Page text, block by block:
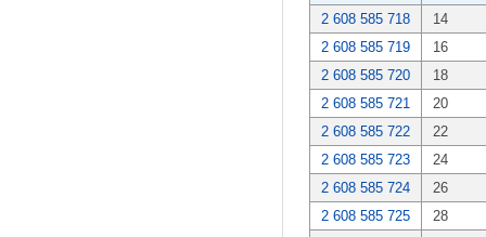
2 608 585 718
14
2 608 585 719
16
2 608 585 720
18
2 608 585 721
20
2 608 585 722
22
2 608 585 723
24
2 608 585 724
26
2 608 585 725
28